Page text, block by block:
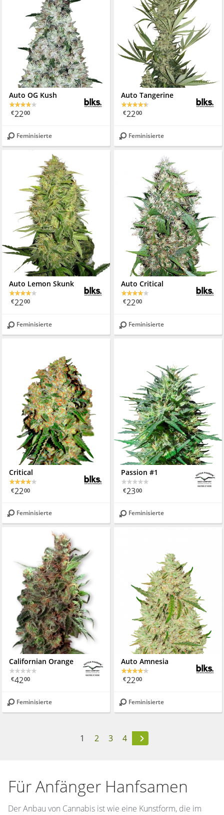
Auto OG Kush
€2200
Feminisierte
Auto Tangerine
€2200
Feminisierte
Auto Lemon Skunk
€2200
Feminisierte
Auto Critical
€2200
Feminisierte
Critical
€2200
Feminisierte
Passion #1
€2300
Feminisierte
Californian Orange
€4200
Feminisierte
Auto Amnesia
€2200
Feminisierte
1 2 3 4
Für Anfänger Hanfsamen
Der Anbau von Cannabis ist wie eine Kunstform, die im